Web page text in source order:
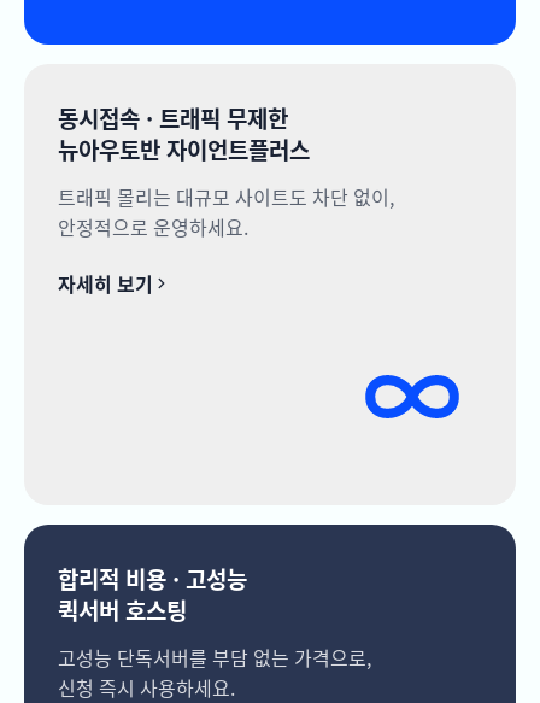
동시접속 · 트래픽 무제한
뉴아우토반 자이언트플러스
트래픽 몰리는 대규모 사이트도 차단 없이,
안정적으로 운영하세요.
자세히 보기
합리적 비용 · 고성능
퀵서버 호스팅
고성능 단독서버를 부담 없는 가격으로,
신청 즉시 사용하세요.